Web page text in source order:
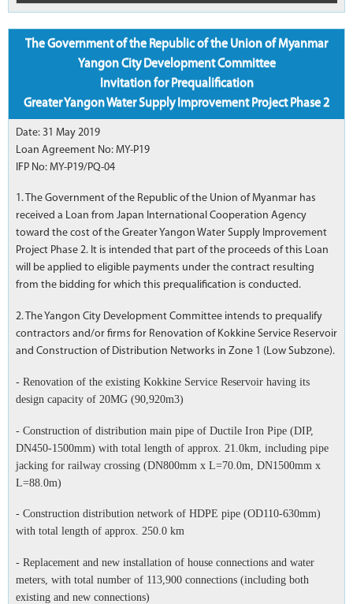
The Government of the Republic of the Union of Myanmar
Yangon City Development Committee
Invitation for Prequalification
Greater Yangon Water Supply Improvement Project Phase 2
Date: 31 May 2019
Loan Agreement No: MY-P19
IFP No: MY-P19/PQ-04
1. The Government of the Republic of the Union of Myanmar has
received a Loan from Japan International Cooperation Agency
toward the cost of the Greater Yangon Water Supply Improvement
Project Phase 2. It is intended that part of the proceeds of this Loan
will be applied to eligible payments under the contract resulting
from the bidding for which this prequalification is conducted.
2. The Yangon City Development Committee intends to prequalify
contractors and/or firms for Renovation of Kokkine Service Reservoir
and Construction of Distribution Networks in Zone 1 (Low Subzone).
- Renovation of the existing Kokkine Service Reservoir having its
design capacity of 20MG (90,920m3)
- Construction of distribution main pipe of Ductile Iron Pipe (DIP,
DN450-1500mm) with total length of approx. 21.0km, including pipe
jacking for railway crossing (DN800mm x L=70.0m, DN1500mm x
L=88.0m)
- Construction distribution network of HDPE pipe (OD110-630mm)
with total length of approx. 250.0 km
- Replacement and new installation of house connections and water
meters, with total number of 113,900 connections (including both
existing and new connections)